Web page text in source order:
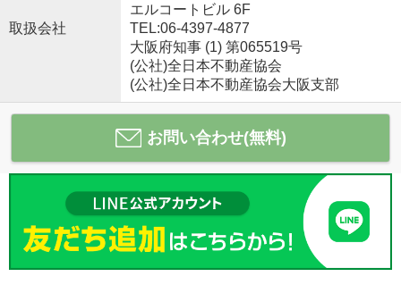
取扱会社
エルコートビル 6F
TEL:06-4397-4877
大阪府知事 (1) 第065519号
(公社)全日本不動産協会
(公社)全日本不動産協会大阪支部
お問い合わせ(無料)